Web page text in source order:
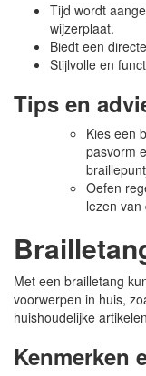
Tijd wordt
wijzerplaat.
Biedt een
Stijlvolle en
Tips en
Kies een
pasvorm
Oefen
lezen van
Met een brailletang
voorwerpen in huis,
huishoudelijke
Kenmerken